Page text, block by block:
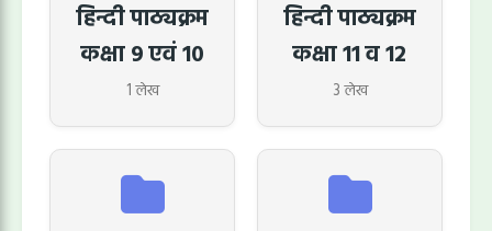
हिन्दी पाठ्यक्रम
कक्षा 9 एवं 10
1 लेख
हिन्दी पाठ्यक्रम
कक्षा 11 व 12
3 लेख